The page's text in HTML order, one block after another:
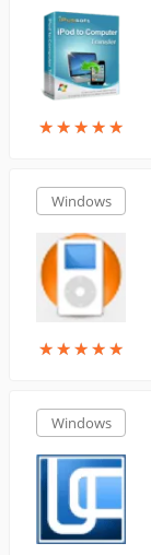
★★★★★
★★★★★
Windows
★★★★★
★★★★★
Windows